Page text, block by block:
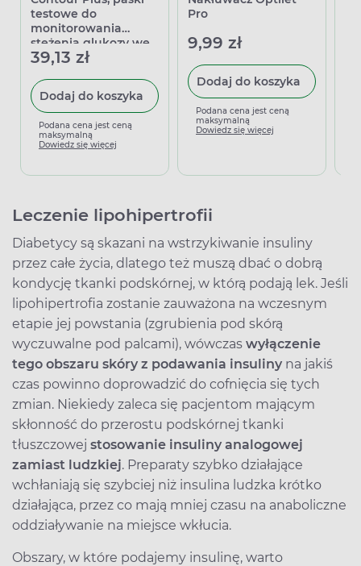
testowe do
monitorowania
stężenia glukozy we
krwi, 50 sztuk
39,13 zł
Dodaj do koszyka
Podana cena jest ceną
maksymalną
Dowiedz się więcej
Pro
9,99 zł
Dodaj do koszyka
Podana cena jest ceną
maksymalną
Dowiedz się więcej
Leczenie lipohipertrofii
Diabetycy są skazani na wstrzykiwanie insuliny
przez całe życia, dlatego też muszą dbać o dobrą
kondycję tkanki podskórnej, w którą podają lek. Jeśli
lipohipertrofia zostanie zauważona na wczesnym
etapie jej powstania (zgrubienia pod skórą
wyczuwalne pod palcami), wówczas wyłączenie
tego obszaru skóry z podawania insuliny na jakiś
czas powinno doprowadzić do cofnięcia się tych
zmian. Niekiedy zaleca się pacjentom mającym
skłonność do przerostu podskórnej tkanki
tłuszczowej stosowanie insuliny analogowej
zamiast ludzkiej. Preparaty szybko działające
wchłaniają się szybciej niż insulina ludzka krótko
działająca, przez co mają mniej czasu na anaboliczne
oddziaływanie na miejsce wkłucia.
Obszary, w które podajemy insulinę, warto